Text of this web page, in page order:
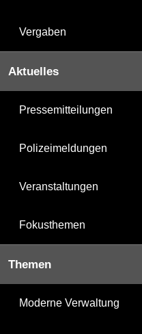
Vergaben
Aktuelles
Pressemitteilungen
Polizeimeldungen
Veranstaltungen
Fokusthemen
Themen
Moderne Verwaltung